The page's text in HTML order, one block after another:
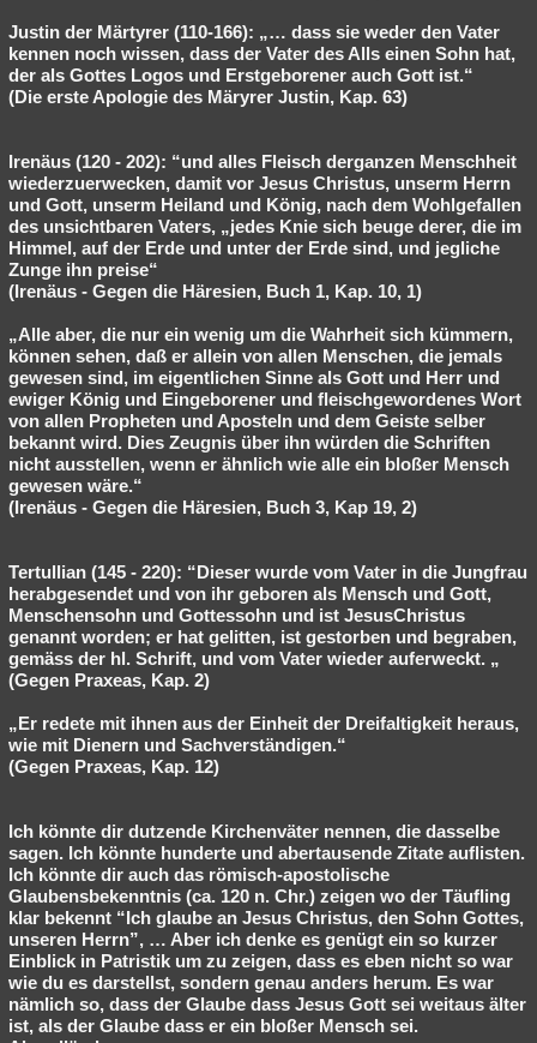
Justin der Märtyrer (110-166): „… dass sie weder den Vater
kennen noch wissen, dass der Vater des Alls einen Sohn hat,
der als Gottes Logos und Erstgeborener auch Gott ist.“
(Die erste Apologie des Märyrer Justin, Kap. 63)
Irenäus (120 - 202): “und alles Fleisch derganzen Menschheit
wiederzuerwecken, damit vor Jesus Christus, unserm Herrn
und Gott, unserm Heiland und König, nach dem Wohlgefallen
des unsichtbaren Vaters, „jedes Knie sich beuge derer, die im
Himmel, auf der Erde und unter der Erde sind, und jegliche
Zunge ihn preise“
(Irenäus - Gegen die Häresien, Buch 1, Kap. 10, 1)
„Alle aber, die nur ein wenig um die Wahrheit sich kümmern,
können sehen, daß er allein von allen Menschen, die jemals
gewesen sind, im eigentlichen Sinne als Gott und Herr und
ewiger König und Eingeborener und fleischgewordenes Wort
von allen Propheten und Aposteln und dem Geiste selber
bekannt wird. Dies Zeugnis über ihn würden die Schriften
nicht ausstellen, wenn er ähnlich wie alle ein bloßer Mensch
gewesen wäre.“
(Irenäus - Gegen die Häresien, Buch 3, Kap 19, 2)
Tertullian (145 - 220): “Dieser wurde vom Vater in die Jungfrau
herabgesendet und von ihr geboren als Mensch und Gott,
Menschensohn und Gottessohn und ist JesusChristus
genannt worden; er hat gelitten, ist gestorben und begraben,
gemäss der hl. Schrift, und vom Vater wieder auferweckt. „
(Gegen Praxeas, Kap. 2)
„Er redete mit ihnen aus der Einheit der Dreifaltigkeit heraus,
wie mit Dienern und Sachverständigen.“
(Gegen Praxeas, Kap. 12)
Ich könnte dir dutzende Kirchenväter nennen, die dasselbe
sagen. Ich könnte hunderte und abertausende Zitate auflisten.
Ich könnte dir auch das römisch-apostolische
Glaubensbekenntnis (ca. 120 n. Chr.) zeigen wo der Täufling
klar bekennt “Ich glaube an Jesus Christus, den Sohn Gottes,
unseren Herrn”, … Aber ich denke es genügt ein so kurzer
Einblick in Patristik um zu zeigen, dass es eben nicht so war
wie du es darstellst, sondern genau anders herum. Es war
nämlich so, dass der Glaube dass Jesus Gott sei weitaus älter
ist, als der Glaube dass er ein bloßer Mensch sei.